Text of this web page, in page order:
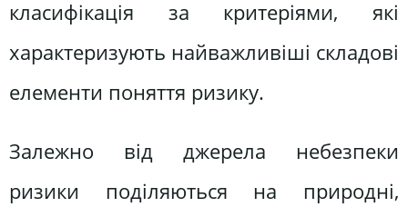
класифікація за критеріями, які
характеризують найважливіші складові
елементи поняття ризику.
Залежно від джерела небезпеки
ризики поділяються на природні,